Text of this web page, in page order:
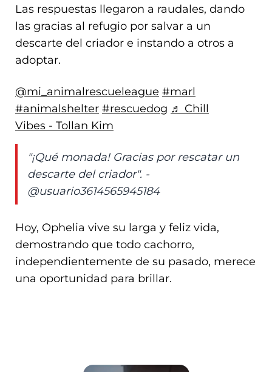
Las respuestas llegaron a raudales, dando
las gracias al refugio por salvar a un
descarte del criador e instando a otros a
adoptar.
@mi_animalrescueleague #marl
#animalshelter #rescuedog ♬ Chill
Vibes - Tollan Kim
"¡Qué monada! Gracias por rescatar un
descarte del criador". -
@usuario3614565945184
Hoy, Ophelia vive su larga y feliz vida,
demostrando que todo cachorro,
independientemente de su pasado, merece
una oportunidad para brillar.